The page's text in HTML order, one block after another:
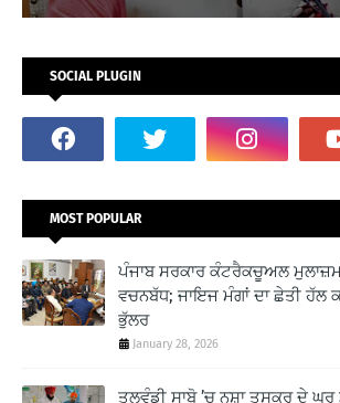
SOCIAL PLUGIN
MOST POPULAR
ਪੰਜਾਬ ਸਰਕਾਰ ਕੰਟਰੈਕਚੂਅਲ
ਵਚਨਬੱਧ; ਜਾਇਜ ਮੰਗਾਂ ਦਾ ਛੇਤੀ ਹੱਲ
ਭੁੱਲਰ
January 28, 2026
ਤਲਵੰਡੀ ਸਾਬੋ ’ਚ ਨਸ਼ਾ ਤਸਕਰ ਦੇ ਘਰ